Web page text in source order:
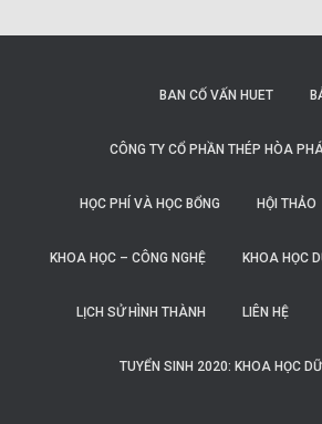
BAN CỐ VẤN HUET
CÔNG TY CỔ PHẦN THÉP HÒA
HỌC PHÍ VÀ HỌC BỔNG HỘI THẢO
KHOA HỌC – CÔNG NGHỆ KHOA HỌC
LỊCH SỬ HÌNH THÀNH LIÊN HỆ
TUYỂN SINH 2020: KHOA HỌC